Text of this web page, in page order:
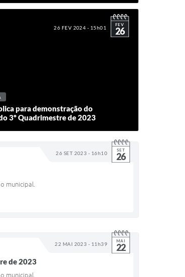
26 FEV 2024 - 15h01 FEV
26
para demonstração do
3º Quadrimestre de 2023
26 SET 2023 - 16h10 SET
26
municipal.
22 MAI 2023 - 11h39 MAI
22
de 2023
municipal.